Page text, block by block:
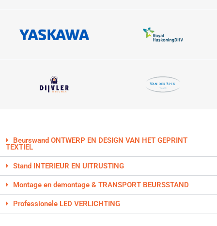
Beurswand ONTWERP EN DESIGN VAN HET GEPRINT
TEXTIEL
Stand INTERIEUR EN UITRUSTING
Montage en demontage & TRANSPORT BEURSSTAND
Professionele LED VERLICHTING